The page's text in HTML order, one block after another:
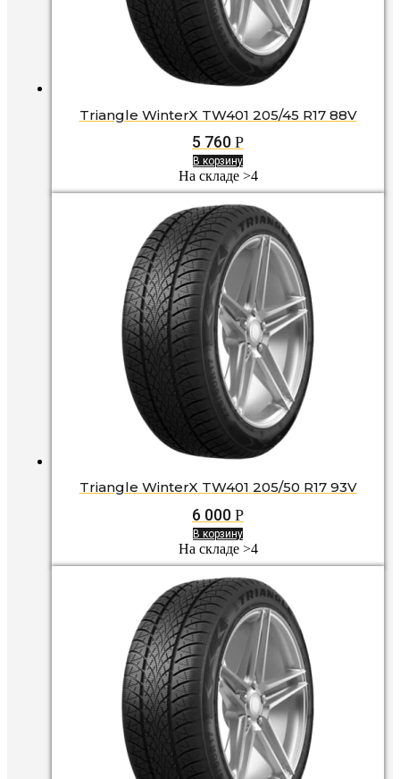
Triangle WinterX TW401 205/45 R17 88V
5 760 Р
В корзину
На складе >4
Triangle WinterX TW401 205/50 R17 93V
6 000 Р
В корзину
На складе >4